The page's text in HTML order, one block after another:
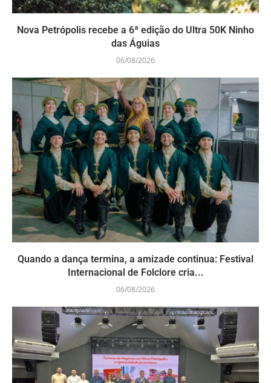
Nova Petrópolis recebe a 6ª edição do Ultra 50K Ninho
das Águias
06/08/2026
Quando a dança termina, a amizade continua: Festival
Internacional de Folclore cria...
06/08/2026